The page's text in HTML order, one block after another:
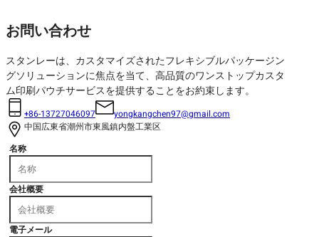
お問い合わせ
スタンレーは、カスタマイズされたフレキシブルパッケージン
グソリューションに焦点を当て、高品質のワンストップカスタ
ム印刷パウチサービスを提供することをお約束します。
+86-13727046097
yongkangchen97@gmail.com
中国広東省潮州市東風鎮内盤工業区
名称
会社概要
電子メール